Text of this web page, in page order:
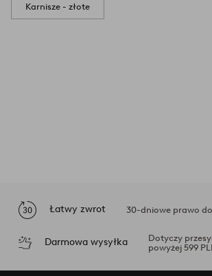
Karnisze - złote
Łatwy zwrot 30-dniowe prawo
Darmowa wysyłka
Dotyczy
powyżej 599